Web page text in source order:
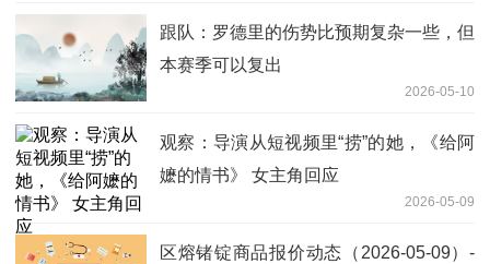
跟队：罗德里的伤势比预期复杂一些，但
本赛季可以复出
2026-05-10
观察：导演从短视频里“捞”的她，《给阿
嬷的情书》 女主角回应
2026-05-09
区熔锗锭商品报价动态（2026-05-09）-